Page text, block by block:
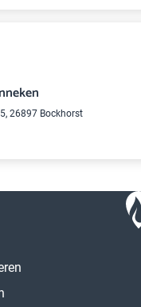
26897 Bockhorst